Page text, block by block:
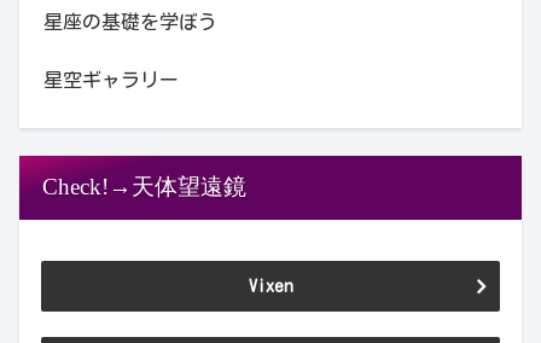
星座の基礎を学ぼう
星空ギャラリー
Check!→天体望遠鏡
Vixen